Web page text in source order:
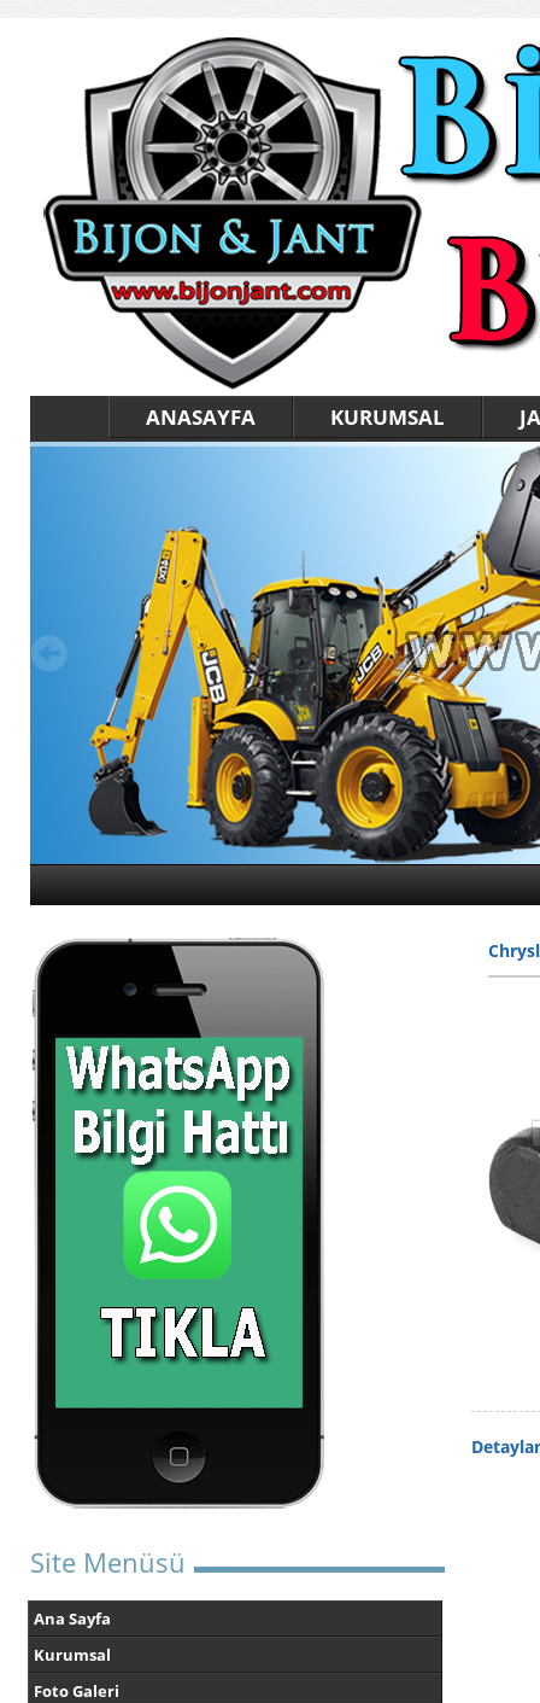
ANASAYFA KURUMSAL
Site Menüsü
Ana Sayfa
Kurumsal
Foto Galeri
Detaylar